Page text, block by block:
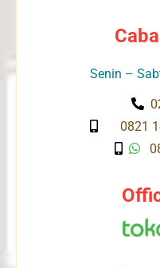
Senin –
0821